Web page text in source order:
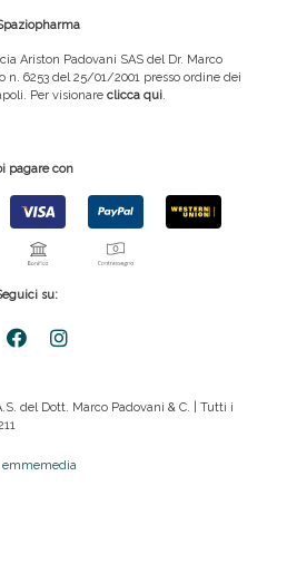
Ariston Padovani SAS del Dr. Marco
n. 6253 del 25/01/2001 presso ordine dei
Per visionare clicca qui.
pagare con
su:
del Dott. Marco Padovani & C. | Tutti i
emmemedia